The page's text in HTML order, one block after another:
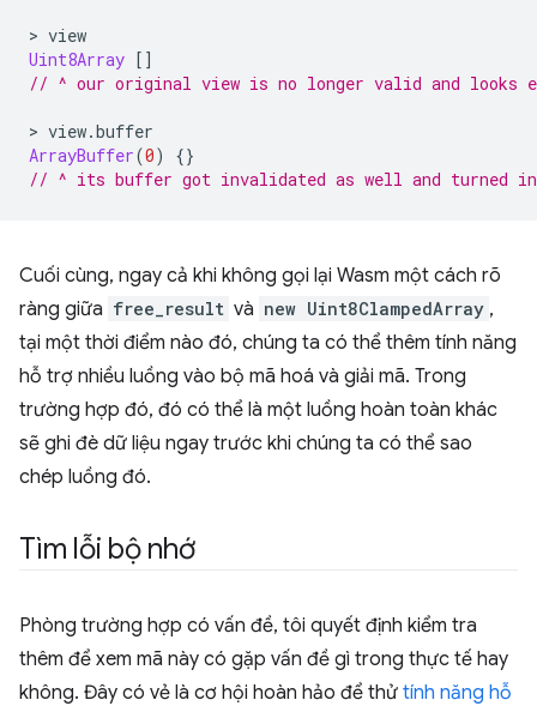
> view
Uint8Array []
// ^ our original view is no longer valid and looks
> view.buffer
ArrayBuffer(0)
{}
// ^ its buffer got invalidated as well and turned
Cuối cùng, ngay cả khi không gọi lại Wasm một cách rõ
ràng giữa free_result và new Uint8ClampedArray ,
tại một thời điểm nào đó, chúng ta có thể thêm tính năng
hỗ trợ nhiều luồng vào bộ mã hoá và giải mã. Trong
trường hợp đó, đó có thể là một luồng hoàn toàn khác
sẽ ghi đè dữ liệu ngay trước khi chúng ta có thể sao
chép luồng đó.
Tìm lỗi bộ nhớ
Phòng trường hợp có vấn đề, tôi quyết định kiểm tra
thêm để xem mã này có gặp vấn đề gì trong thực tế hay
không. Đây có vẻ là cơ hội hoàn hảo để thử tính năng hỗ